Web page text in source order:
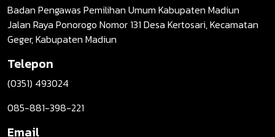
Badan Pengawas Pemilihan Umum Kabupaten Madiun
Jalan Raya Ponorogo Nomor 131 Desa Kertosari, Kecamatan
Geger, Kabupaten Madiun
Telepon
(0351) 493024
085-881-398-221
Email